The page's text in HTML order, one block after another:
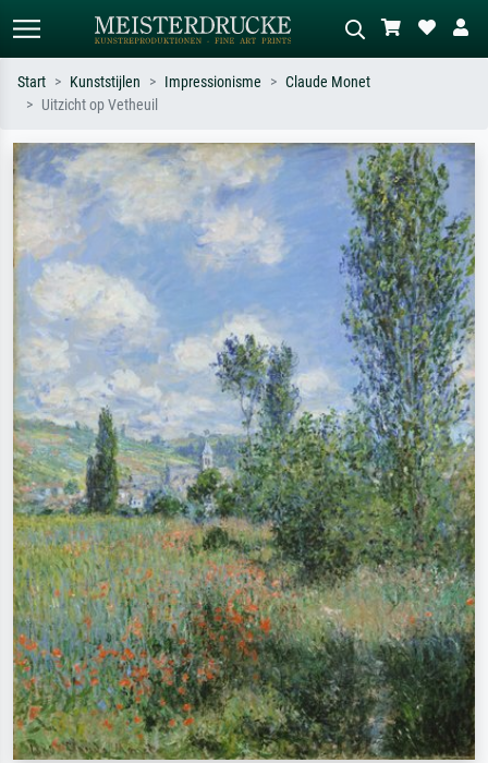
Zoek op kunstenaar, titel of stijl – bijv.
Monet, Sterrennacht, impressionisme,
Hokusai-golf, naakt.
Beschrijf de scène – bijv. groene
weide, abstract met veel rood, donker
olieverfschilderij, staand naakt naast
een boom.
Start Kunststijlen Impressionisme
Claude Monet
Uitzicht op Vetheuil